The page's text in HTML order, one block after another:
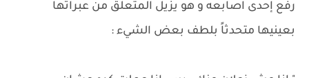
رفع إحدى اصابعه و هو يزيل المتعلق من عبراتها
بعينيها متحدثاً بلطف بعض الشيء :